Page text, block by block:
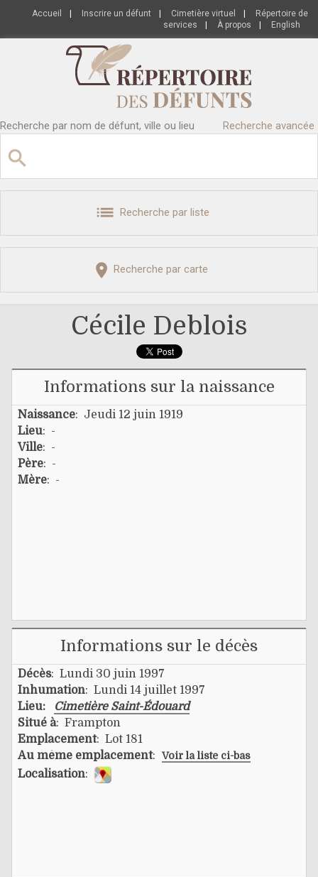
Accueil Inscrire un défunt Cimetière virtuel
Répertoire de
services
À propos English
Recherche par nom de défunt, ville ou lieu Recherche avancée
Recherche par liste
Recherche par carte
Cécile Deblois
Informations sur la naissance
Naissance: Jeudi 12 juin 1919
Lieu: -
Ville: -
Père: -
Mère: -
Informations sur le décès
Décès: Lundi 30 juin 1997
Inhumation: Lundi 14 juillet 1997
Lieu:
Cimetière Saint-Édouard
Situé à: Frampton
Emplacement: Lot 181
Au même emplacement: Voir la liste ci-bas
Localisation: